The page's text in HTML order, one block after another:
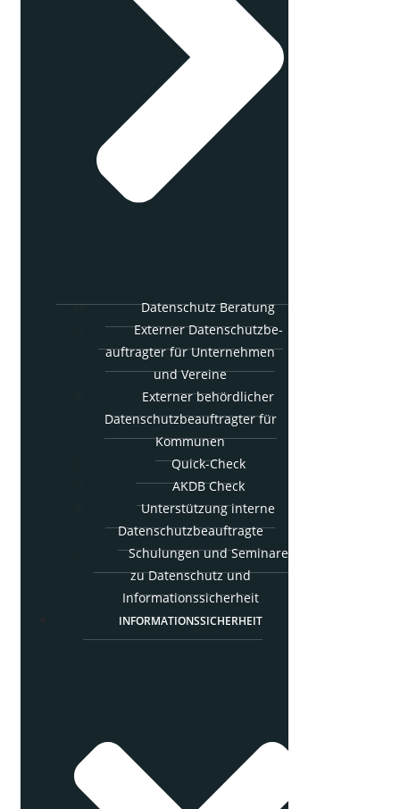
Daten­schutz Beratung
Exter­ner Daten­schutz­be­
auf­trag­ter für Unter­neh­men
und Vereine
Exter­ner behörd­li­cher
Daten­schutz­be­auf­trag­ter für
Kommunen
Quick-Check
AKDB Check
Unter­stüt­zung inter­ne
Datenschutzbeauftragte
Schu­lun­gen und Semi­na­re
zu Daten­schutz und
Informationssicherheit
INFOR­MA­TI­ONS­SI­CHER­HEIT